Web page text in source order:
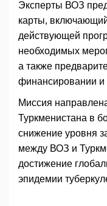
Эксперты ВОЗ
карты,
действующей
необходимых
а также
финансировании и
Миссия
Туркменистана в
снижение уровня
между ВОЗ и
достижение
эпидемии